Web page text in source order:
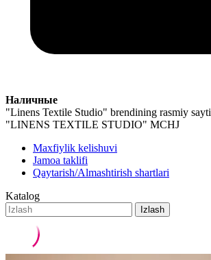
Наличные
"Linens Textile Studio" brendining rasmiy sayti
"LINENS TEXTILE STUDIO" MCHJ
Maxfiylik kelishuvi
Jamoa taklifi
Qaytarish/Almashtirish shartlari
Katalog
Izlash